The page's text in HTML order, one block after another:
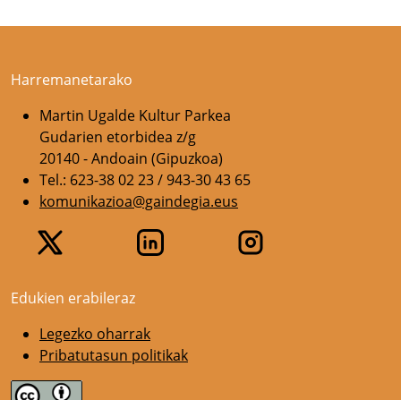
Harremanetarako
Martin Ugalde Kultur Parkea
Gudarien etorbidea z/g
20140 - Andoain (Gipuzkoa)
Tel.: 623-38 02 23 / 943-30 43 65
komunikazioa@gaindegia.eus
Edukien erabileraz
Legezko oharrak
Pribatutasun politikak